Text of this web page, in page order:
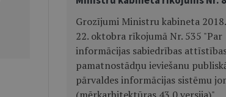
Grozījumi Ministru kabineta
22. oktobra rīkojumā Nr. 535 "Par
informācijas sabiedrības
pamatnostādņu ieviešanu
pārvaldes informācijas sistēmu